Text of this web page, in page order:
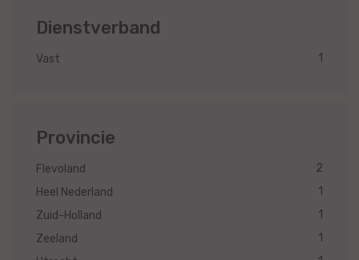
Dienstverband
Vast 1
Provincie
Flevoland
2
Heel Nederland
1
Zuid-Holland
1
Zeeland
1